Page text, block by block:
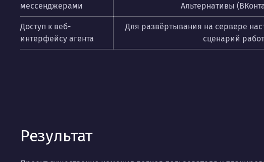
мессенджерами
Альтернативы
Доступ к веб-
интерфейсу агента
Для развёртывания на сервере
сценарий
Результат